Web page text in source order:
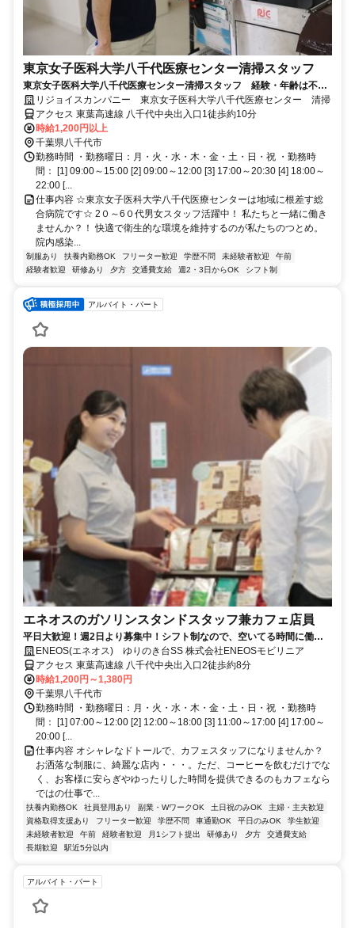
東京女子医科大学八千代医療センター清掃スタッフ
東京女子医科大学八千代医療センター清掃スタッフ 経験・年齢は不
問！日常にも活きる技術が身に付く◎
リジョイスカンパニー 東京女子医科大学八千代医療センター 清掃
アクセス 東葉高速線 八千代中央出入口1徒歩約10分
時給1,200円以上
千葉県八千代市
勤務時間 ・勤務曜日：月・火・水・木・金・土・日・祝 ・勤務時
間： [1] 09:00～15:00 [2] 09:00～12:00 [3] 17:00～20:30 [4] 18:00～
22:00 [...
仕事内容 ☆東京女子医科大学八千代医療センターは地域に根差す総
合病院です☆ 2０～6０代男女スタッフ活躍中！ 私たちと一緒に働き
ませんか？！ 快適で衛生的な環境を維持するのが私たちのつとめ。
院内感染...
制服あり 扶養内勤務OK フリーター歓迎 学歴不問 未経験者歓迎
午前
経験者歓迎
研修あり 夕方 交通費支給 週2・3日からOK シフト制
アルバイト・パート
エネオスのガソリンスタンドスタッフ兼カフェ店員
平日大歓迎！週2日より募集中！シフト制なので、空いてる時間に働け
ます！ENEOS(エネオス) ゆりのき台SS 株式会社ENEOSモビリニア
アクセス 東葉高速線 八千代中央出入口2徒歩約8分
時給1,200円～1,380円
千葉県八千代市
勤務時間 ・勤務曜日：月・火・水・木・金・土・日・祝 ・勤務時
間： [1] 07:00～12:00 [2] 12:00～18:00 [3] 11:00～17:00 [4] 17:00～
20:00 [...
仕事内容 オシャレなドトールで、カフェスタッフになりませんか？
お洒落な制服に、綺麗な店内・・・。ただ、コーヒーを飲むだけでな
く、お客様に安らぎやゆったりした時間を提供できるのもカフェなら
ではの仕事で...
扶養内勤務OK 社員登用あり 副業・WワークOK 土日祝のみOK
主婦・主夫歓迎
資格取得支援あり
フリーター歓迎 学歴不問 車通勤OK 平日のみOK
学生歓迎
未経験者歓迎
午前 経験者歓迎 月1シフト提出 研修あり 夕方
交通費支給
長期歓迎
駅近5分以内
アルバイト・パート